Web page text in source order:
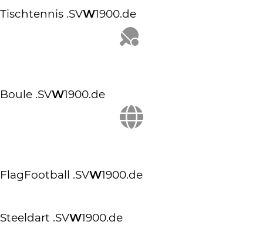
Tischtennis .SVW1900.de
Boule .SVW1900.de
FlagFootball .SVW1900.de
Steeldart .SVW1900.de